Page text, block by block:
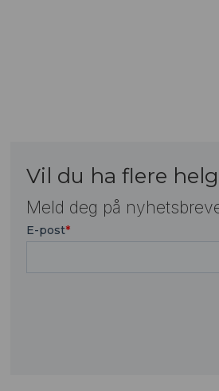
Vil du ha flere
Meld deg på